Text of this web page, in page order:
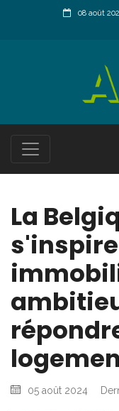
08 août
La
05 août 2024